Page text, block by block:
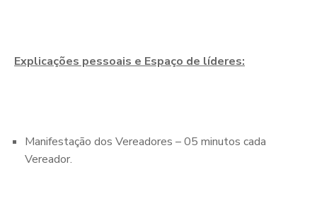
Explicações pessoais e Espaço de líderes:
Manifestação dos Vereadores – 05 minutos cada
Vereador.